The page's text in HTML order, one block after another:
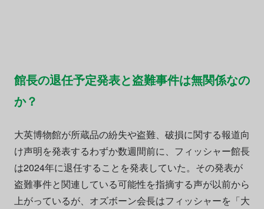
館長の退任予定発表と盗難事件は無関係なの
か？
大英博物館が所蔵品の紛失や盗難、破損に関する報道向
け声明を発表するわずか数週間前に、フィッシャー館長
は2024年に退任することを発表していた。その発表が
盗難事件と関連している可能性を指摘する声が以前から
上がっているが、オズボーン会長はフィッシャーを「大